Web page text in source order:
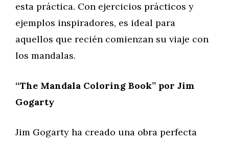
esta práctica. Con ejercicios prácticos y
ejemplos inspiradores, es ideal para
aquellos que recién comienzan su viaje con
los mandalas.
“The Mandala Coloring Book” por Jim
Gogarty
Jim Gogarty ha creado una obra perfecta